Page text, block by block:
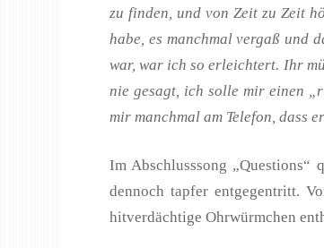
zu finden, und von Zeit zu Zeit
habe, es manchmal vergaß und
war, war ich so erleichtert. Ihr
nie gesagt, ich solle mir einen
mir manchmal am Telefon, dass
Im Abschlusssong
dennoch tapfer entgegentritt.
hitverdächtige Ohrwürmchen